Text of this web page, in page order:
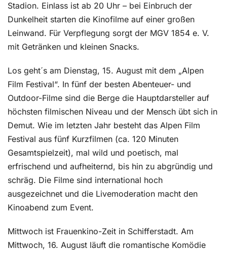
Stadion. Einlass ist ab 20 Uhr – bei Einbruch der
Dunkelheit starten die Kinofilme auf einer großen
Leinwand. Für Verpflegung sorgt der MGV 1854 e. V.
mit Getränken und kleinen Snacks.
Los geht´s am Dienstag, 15. August mit dem „Alpen
Film Festival“. In fünf der besten Abenteuer- und
Outdoor-Filme sind die Berge die Hauptdarsteller auf
höchsten filmischen Niveau und der Mensch übt sich in
Demut. Wie im letzten Jahr besteht das Alpen Film
Festival aus fünf Kurzfilmen (ca. 120 Minuten
Gesamtspielzeit), mal wild und poetisch, mal
erfrischend und aufheiternd, bis hin zu abgründig und
schräg. Die Filme sind international hoch
ausgezeichnet und die Livemoderation macht den
Kinoabend zum Event.
Mittwoch ist Frauenkino-Zeit in Schifferstadt. Am
Mittwoch, 16. August läuft die romantische Komödie